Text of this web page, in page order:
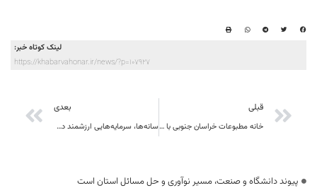
لینک کوتاه خبر:
https://khabarvahonar.ir/news/?p=107927
قبلی
خانه مطبوعات خراسان جنوبی با افتخار همراه و حامی صدای شماست
بعدی
سانه‌ها، سرمایه‌هایی ارزشمند در انتقال اطلاعات صحیح به جامعه، ثبت وقایع و رویدادها و نیز تعالی جامعه هستند
پیوند دانشگاه و صنعت، مسیر نوآوری و حل مسائل استان است